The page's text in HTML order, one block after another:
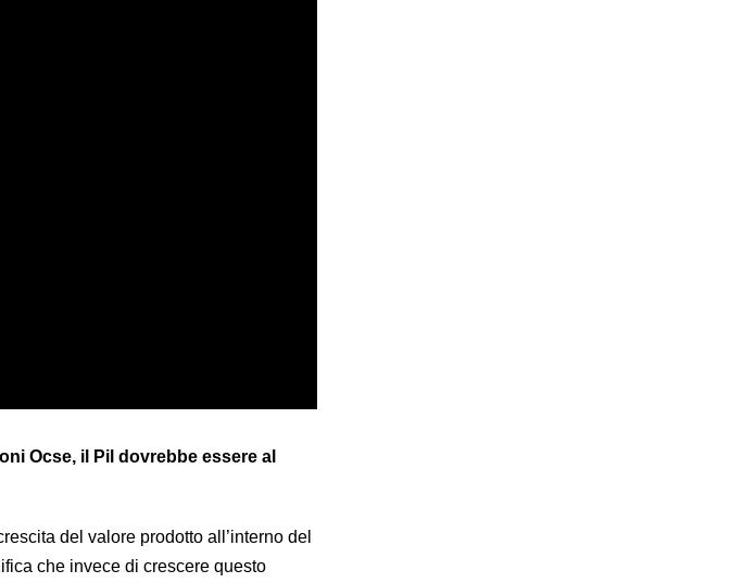
Ocse, il Pil dovrebbe essere al
del valore prodotto all’interno del
che invece di crescere questo